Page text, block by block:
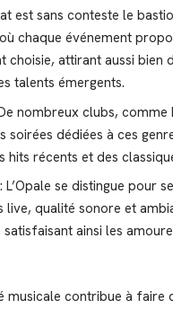
est sans conteste le
chaque événement
choisie, attirant aussi bien
talents émergents.
nombreux clubs, comme
soirées dédiées à ces
hits récents et des
: L’Opale se distingue pour
qualité sonore et
ainsi les
musicale contribue à faire